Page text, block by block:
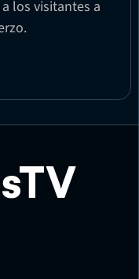
los visitantes a